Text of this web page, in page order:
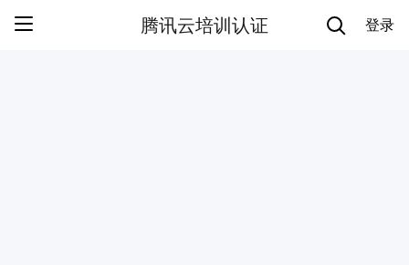
腾讯云培训认证 登录